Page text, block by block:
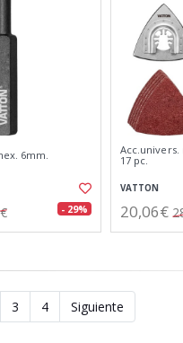
6mm.
- 29%
17 pc.
VATTON
20,06€
3 4 Siguiente